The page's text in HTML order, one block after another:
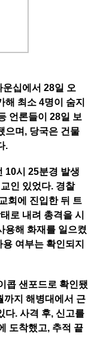
십에서 28일 오
해 최소 4명이 숨지
언론들이 28일 보
으며, 당국은 건물
.
10시 25분경 발생
인 있었다. 경찰
회에 진입한 뒤 트
로 내려 총격을 시
용해 화재를 일으켰
여부는 확인되지
콥 샌포드로 확인됐
까지 해병대에서 근
다. 사격 후, 신고를
도착했고, 추적 끝